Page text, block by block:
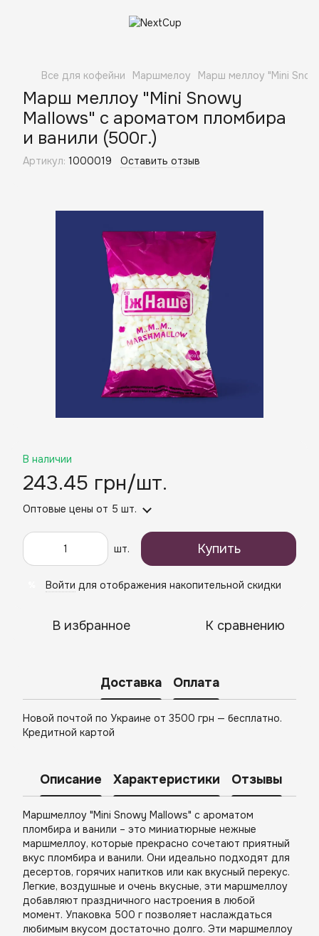
Все для кофейни Маршмелоу Марш меллоу "Mini
Марш меллоу "Mini Snowy
Mallows" с ароматом пломбира
и ванили (500г.)
Артикул: 1000019 Оставить отзыв
В наличии
243.45 грн/шт.
Оптовые цены от 5 шт.
шт. Купить
Войти для отображения накопительной скидки
В избранное К сравнению
Доставка Оплата
Новой почтой по Украине от 3500 грн — бесплатно.
Кредитной картой
Описание Характеристики Отзывы
Маршмеллоу "Mini Snowy Mallows" с ароматом
пломбира и ванили – это миниатюрные нежные
маршмеллоу, которые прекрасно сочетают приятный
вкус пломбира и ванили. Они идеально подходят для
десертов, горячих напитков или как вкусный перекус.
Легкие, воздушные и очень вкусные, эти маршмеллоу
добавляют праздничного настроения в любой
момент. Упаковка 500 г позволяет наслаждаться
любимым вкусом достаточно долго. Эти маршмеллоу